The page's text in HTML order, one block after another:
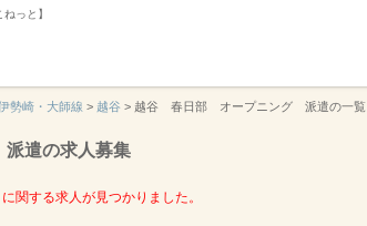
っと】
勢崎・大師線 > 越谷 > 越谷 春日部 オープニング 派遣の一覧
遣の求人募集
関する求人が見つかりました。